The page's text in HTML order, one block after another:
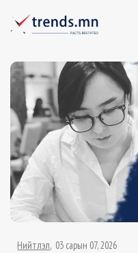
Нийтлэл 03 сарын 07, 2026